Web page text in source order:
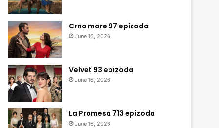
Crno more 97 epizoda
June 16, 2026
Velvet 93 epizoda
June 16, 2026
La Promesa 713 epizoda
June 16, 2026